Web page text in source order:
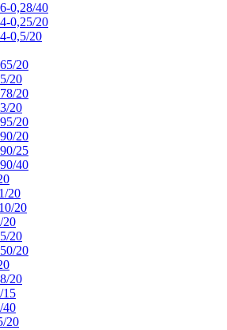
0,28/40
0,25/20
0,5/20
20
20
20
20
20
20
25
40
20
20
20
20
20
20
15
40
20